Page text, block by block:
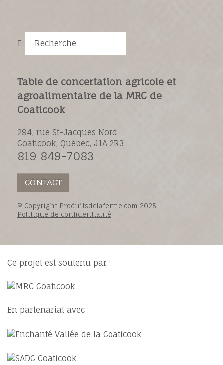
Recherche
Table de concertation agricole et
agroalimentaire de la MRC de
Coaticook
294, rue St-Jacques Nord
Coaticook, Québec, J1A 2R3
819 849-7083
CONTACT
© Copyright Produitsdelaferme.com 2025
Politique de confidentialité
Ce projet est soutenu par :
En partenariat avec :